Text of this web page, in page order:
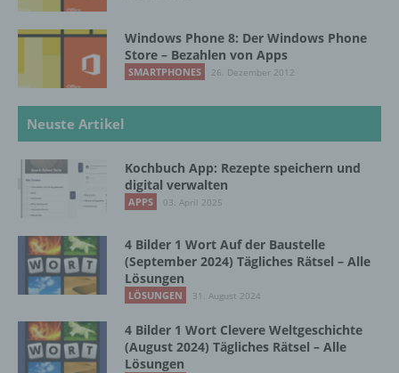
Windows Phone 8: Der Windows Phone
Store – Bezahlen von Apps
SMARTPHONES 26. Dezember 2012
Neuste Artikel
Kochbuch App: Rezepte speichern und
digital verwalten
APPS 03. April 2025
4 Bilder 1 Wort Auf der Baustelle
(September 2024) Tägliches Rätsel – Alle
Lösungen
LÖSUNGEN 31. August 2024
4 Bilder 1 Wort Clevere Weltgeschichte
(August 2024) Tägliches Rätsel – Alle
Lösungen
e) Profiling
Profiling ist jede Art der automatisierten
darin besteht, dass diese
die sich auf eine natürliche Person beziehen,
zu bewerten, insbesondere, um Aspekte
bezüglich Arbeitsleistung, wirtschaftlicher
Interessen, Zuverlässigkeit, Verhalten,
Aufenthaltsort oder Ortswechsel dieser
natürlichen Person zu analysieren oder
vorherzusagen.
f) Pseudonymisierung